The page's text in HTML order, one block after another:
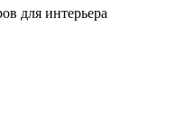
для интерьера